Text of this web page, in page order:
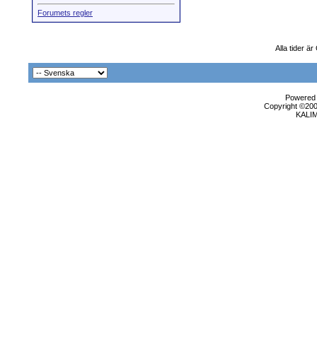
Forumets regler
Alla tider är
Copyright